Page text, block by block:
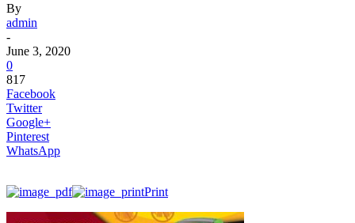
By
admin
-
June 3, 2020
0
817
Facebook
Twitter
Google+
Pinterest
WhatsApp
Print